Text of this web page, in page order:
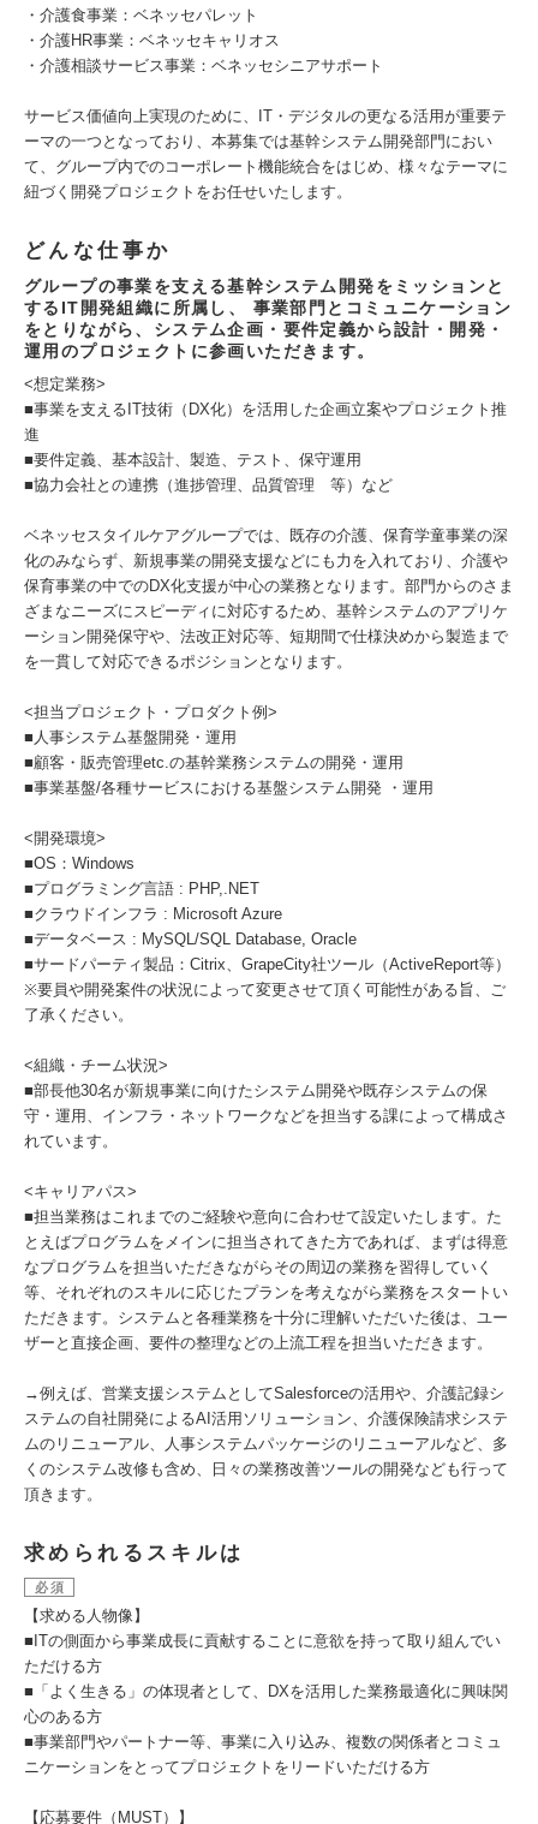
・介護食事業：ベネッセパレット
・介護HR事業：ベネッセキャリオス
・介護相談サービス事業：ベネッセシニアサポート
サービス価値向上実現のために、IT・デジタルの更なる活用が重要テ
ーマの一つとなっており、本募集では基幹システム開発部門におい
て、グループ内でのコーポレート機能統合をはじめ、様々なテーマに
紐づく開発プロジェクトをお任せいたします。
どんな仕事か
グループの事業を支える基幹システム開発をミッションと
するIT開発組織に所属し、 事業部門とコミュニケーション
をとりながら、システム企画・要件定義から設計・開発・
運用のプロジェクトに参画いただきます。
<想定業務>
■事業を支えるIT技術（DX化）を活用した企画立案やプロジェクト推
進
■要件定義、基本設計、製造、テスト、保守運用
■協力会社との連携（進捗管理、品質管理 等）など
ベネッセスタイルケアグループでは、既存の介護、保育学童事業の深
化のみならず、新規事業の開発支援などにも力を入れており、介護や
保育事業の中でのDX化支援が中心の業務となります。部門からのさま
ざまなニーズにスピーディに対応するため、基幹システムのアプリケ
ーション開発保守や、法改正対応等、短期間で仕様決めから製造まで
を一貫して対応できるポジションとなります。
<担当プロジェクト・プロダクト例>
■人事システム基盤開発・運用
■顧客・販売管理etc.の基幹業務システムの開発・運用
■事業基盤/各種サービスにおける基盤システム開発 ・運用
<開発環境>
■OS：Windows
■プログラミング言語 : PHP,.NET
■クラウドインフラ : Microsoft Azure
■データベース : MySQL/SQL Database, Oracle
■サードパーティ製品：Citrix、GrapeCity社ツール（ActiveReport等）
※要員や開発案件の状況によって変更させて頂く可能性がある旨、ご
了承ください。
<組織・チーム状況>
■部長他30名が新規事業に向けたシステム開発や既存システムの保
守・運用、インフラ・ネットワークなどを担当する課によって構成さ
れています。
<キャリアパス>
■担当業務はこれまでのご経験や意向に合わせて設定いたします。た
とえばプログラムをメインに担当されてきた方であれば、まずは得意
なプログラムを担当いただきながらその周辺の業務を習得していく
等、それぞれのスキルに応じたプランを考えながら業務をスタートい
ただきます。システムと各種業務を十分に理解いただいた後は、ユー
ザーと直接企画、要件の整理などの上流工程を担当いただきます。
→例えば、営業支援システムとしてSalesforceの活用や、介護記録シ
ステムの自社開発によるAI活用ソリューション、介護保険請求システ
ムのリニューアル、人事システムパッケージのリニューアルなど、多
くのシステム改修も含め、日々の業務改善ツールの開発なども行って
頂きます。
求められるスキルは
必須
【求める人物像】
■ITの側面から事業成長に貢献することに意欲を持って取り組んでい
ただける方
■「よく生きる」の体現者として、DXを活用した業務最適化に興味関
心のある方
■事業部門やパートナー等、事業に入り込み、複数の関係者とコミュ
ニケーションをとってプロジェクトをリードいただける方
【応募要件（MUST）】